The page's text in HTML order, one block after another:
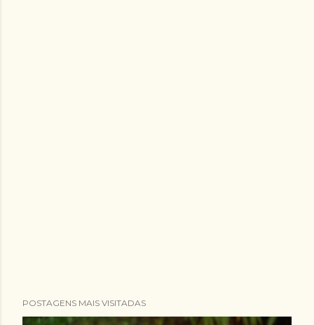
POSTAGENS MAIS VISITADAS